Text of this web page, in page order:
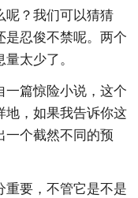
呢？我们可以猜猜
是忍俊不禁呢。两个
太少了。
一篇惊险小说，这个
地，如果我告诉你这
一个截然不同的预
重要，不管它是不是